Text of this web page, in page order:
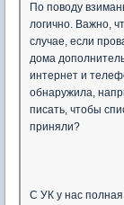
По поводу
логично. Важно,
случае, если
дома
интернет и
обнаружила,
писать, чтобы
приняли?
С УК у нас